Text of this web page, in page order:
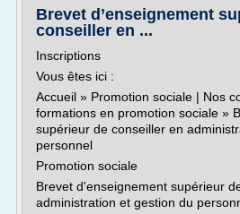
Brevet d’enseignement
conseiller en ...
Inscriptions
Vous êtes ici :
Accueil » Promotion sociale | Nos
formations en promotion sociale »
supérieur de conseiller en
personnel
Promotion sociale
Brevet d'enseignement supérieur
administration et gestion du